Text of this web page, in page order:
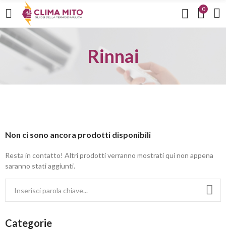
0
Rinnai
Non ci sono ancora prodotti disponibili
Resta in contatto! Altri prodotti verranno mostrati qui non appena
saranno stati aggiunti.
Categorie